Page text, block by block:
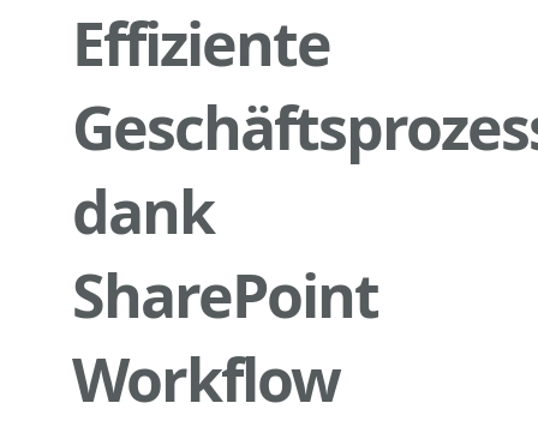
Effiziente
dank
SharePoint
Workflow